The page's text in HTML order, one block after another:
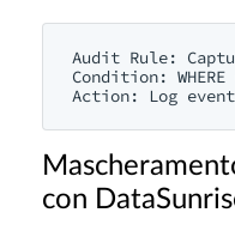
Audit Rule:
Condition:
con